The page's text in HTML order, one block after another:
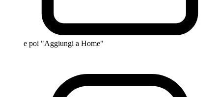
e poi "Aggiungi a Home"